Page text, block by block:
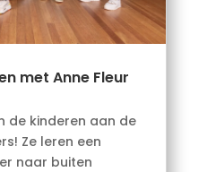
met Anne Fleur
de kinderen aan de
Ze leren een
naar buiten